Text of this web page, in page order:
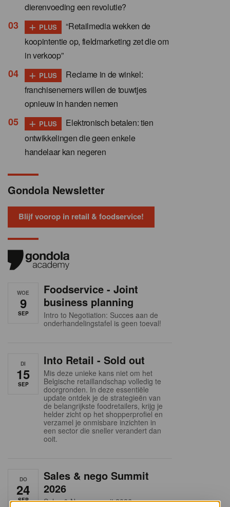
dierenvoeding een revolutie?
+ PLUS
“Retailmedia wekken de
koopintentie op, fieldmarketing zet die om
in verkoop”
+ PLUS
Reclame in de winkel:
franchisenemers willen de touwtjes
opnieuw in handen nemen
+ PLUS
Elektronisch betalen: tien
ontwikkelingen die geen enkele
handelaar kan negeren
Gondola Newsletter
Blijf voorop in retail & foodservice!
WOE
9
SEP
Foodservice - Joint
business planning
Intro to Negotiation: Succes aan de
onderhandelingstafel is geen toeval!
DI
15
SEP
Into Retail - Sold out
Mis deze unieke kans niet om het
Belgische retaillandschap volledig te
doorgronden. In deze essentiële
update ontdek je de strategieën van
de belangrijkste foodretailers, krijg je
helder zicht op het shopperprofiel en
verzamel je onmisbare inzichten in
een sector die sneller verandert dan
ooit.
DO
24
SEP
Sales & nego Summit
2026
Sales & Nego summit 2026